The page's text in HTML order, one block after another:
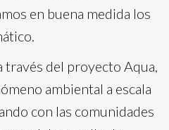
en buena medida los
través del proyecto Aqua,
ambiental a escala
con las comunidades